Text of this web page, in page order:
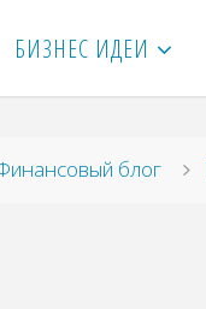
БИЗНЕС ИДЕИ
блог